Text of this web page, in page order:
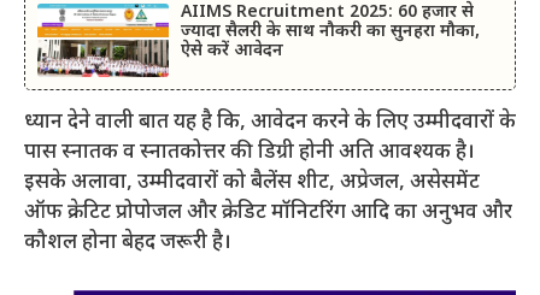
AIIMS Recruitment 2025: 60 हजार से
ज्यादा सैलरी के साथ नौकरी का सुनहरा मौका,
ऐसे करें आवेदन
ध्यान देने वाली बात यह है कि, आवेदन करने के लिए उम्मीदवारों के
पास स्नातक व स्नातकोत्तर की डिग्री होनी अति आवश्यक है।
इसके अलावा, उम्मीदवारों को बैलेंस शीट, अप्रेजल, असेसमेंट
ऑफ क्रेटिट प्रोपोजल और क्रेडिट मॉनिटरिंग आदि का अनुभव और
कौशल होना बेहद जरूरी है।